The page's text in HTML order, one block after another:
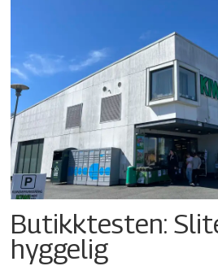
Butikktesten:
hyggelig